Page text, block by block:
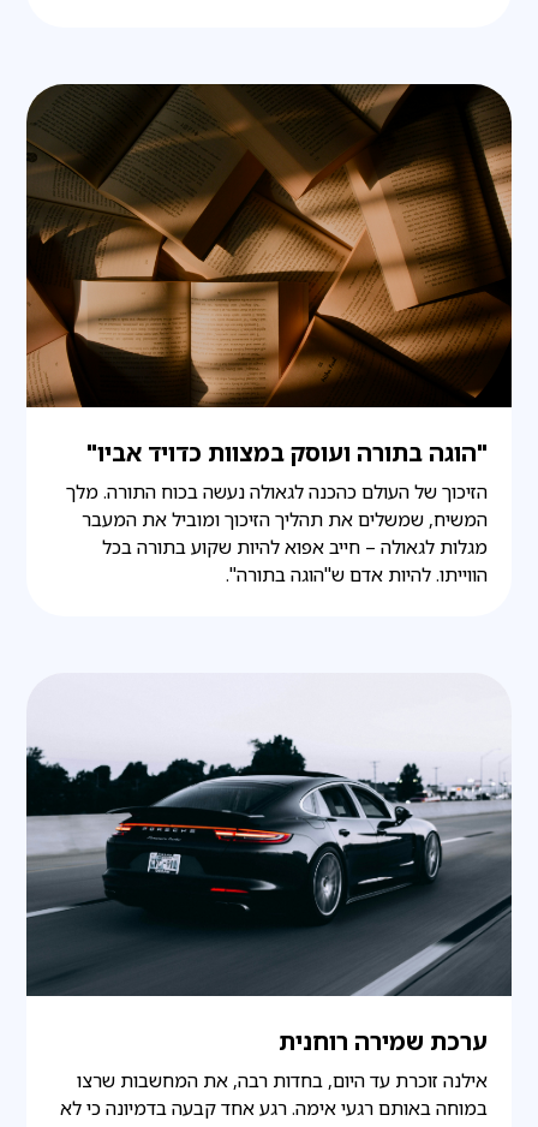
"הוגה בתורה ועוסק במצוות כדויד אביו"
הזיכוך של העולם כהכנה לגאולה נעשה בכוח התורה. מלך
המשיח, שמשלים את תהליך הזיכוך ומוביל את המעבר
מגלות לגאולה – חייב אפוא להיות שקוע בתורה בכל
הווייתו. להיות אדם ש"הוגה בתורה".
ערכת שמירה רוחנית
אילנה זוכרת עד היום, בחדות רבה, את המחשבות שרצו
במוחה באותם רגעי אימה. רגע אחד קבעה בדמיונה כי לא